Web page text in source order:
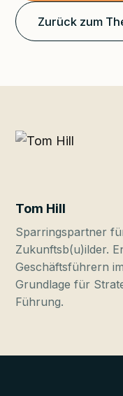
Zurück zum
Tom Hill
Sparringspartner
Zukunftsb(u)ilder.
Geschäftsführern
Grundlage für
Führung.